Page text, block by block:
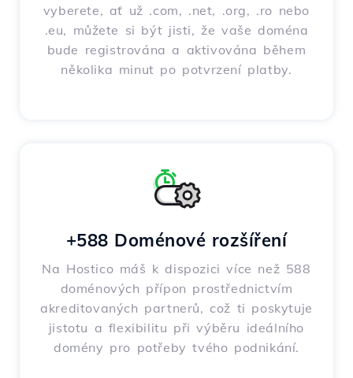
vyberete, ať už .com, .net, .org, .ro nebo
.eu, můžete si být jisti, že vaše doména
bude registrována a aktivována během
několika minut po potvrzení platby.
+588 Doménové rozšíření
Na Hostico máš k dispozici více než 588
doménových přípon prostřednictvím
akreditovaných partnerů, což ti poskytuje
jistotu a flexibilitu při výběru ideálního
domény pro potřeby tvého podnikání.